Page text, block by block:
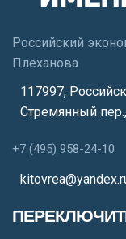
Российский
Плеханова
117997,
Стремянный
+7 (495) 958-24-10